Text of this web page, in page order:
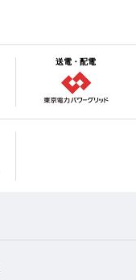
送電・配電